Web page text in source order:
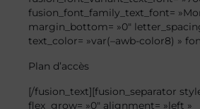
fusion_font_family_text_font=
margin_bottom= »0″
text_color= »var(–awb-color8) »
Plan d’accès
[/fusion_text][fusion_separator
flex_grow= »0″ alignment= »left »